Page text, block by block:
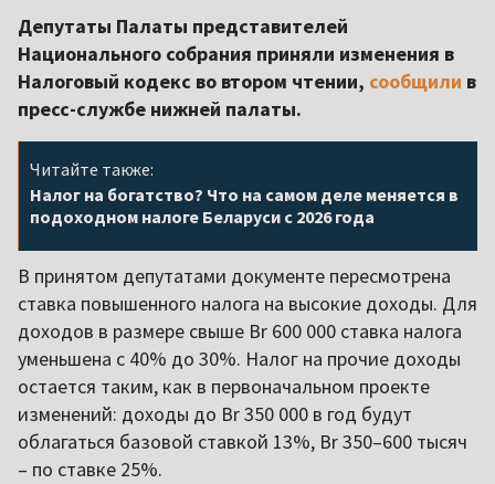
Депутаты Палаты представителей
Национального собрания приняли изменения в
Налоговый кодекс во втором чтении, сообщили в
пресс-службе нижней палаты.
Читайте также:
Налог на богатство? Что на самом деле меняется в
подоходном налоге Беларуси с 2026 года
В принятом депутатами документе пересмотрена
ставка повышенного налога на высокие доходы. Для
доходов в размере свыше Br 600 000 ставка налога
уменьшена с 40% до 30%. Налог на прочие доходы
остается таким, как в первоначальном проекте
изменений: доходы до Br 350 000 в год будут
облагаться базовой ставкой 13%, Br 350–600 тысяч
– по ставке 25%.